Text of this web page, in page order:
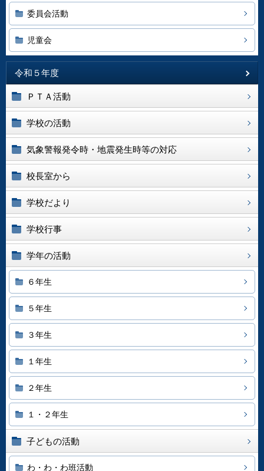
委員会活動
児童会
令和５年度
ＰＴＡ活動
学校の活動
気象警報発令時・地震発生時等の対応
校長室から
学校だより
学校行事
学年の活動
６年生
５年生
３年生
１年生
２年生
１・２年生
子どもの活動
わ・わ・わ班活動